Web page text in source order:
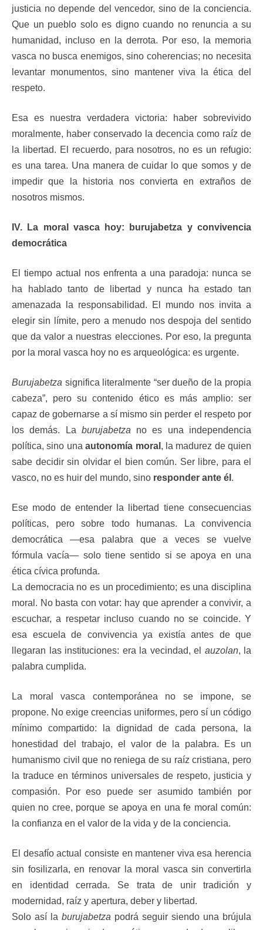
justicia no depende del vencedor, sino de la conciencia.
Que un pueblo solo es digno cuando no renuncia a su
humanidad, incluso en la derrota. Por eso, la memoria
vasca no busca enemigos, sino coherencias; no necesita
levantar monumentos, sino mantener viva la ética del
respeto.
Esa es nuestra verdadera victoria: haber sobrevivido
moralmente, haber conservado la decencia como raíz de
la libertad. El recuerdo, para nosotros, no es un refugio:
es una tarea. Una manera de cuidar lo que somos y de
impedir que la historia nos convierta en extraños de
nosotros mismos.
IV. La moral vasca hoy: burujabetza y convivencia
democrática
El tiempo actual nos enfrenta a una paradoja: nunca se
ha hablado tanto de libertad y nunca ha estado tan
amenazada la responsabilidad. El mundo nos invita a
elegir sin límite, pero a menudo nos despoja del sentido
que da valor a nuestras elecciones. Por eso, la pregunta
por la moral vasca hoy no es arqueológica: es urgente.
Burujabetza significa literalmente “ser dueño de la propia
cabeza”, pero su contenido ético es más amplio: ser
capaz de gobernarse a sí mismo sin perder el respeto por
los demás. La burujabetza no es una independencia
política, sino unaautonomía moral , la madurez de quien
sabe decidir sin olvidar el bien común. Ser libre, para el
vasco, no es huir del mundo, sino responder ante él .
Ese modo de entender la libertad tiene consecuencias
políticas, pero sobre todo humanas. La convivencia
democrática —esa palabra que a veces se vuelve
fórmula vacía— solo tiene sentido si se apoya en una
ética cívica profunda.
La democracia no es un procedimiento; es una disciplina
moral. No basta con votar: hay que aprender a convivir, a
escuchar, a respetar incluso cuando no se coincide. Y
esa escuela de convivencia ya existía antes de que
llegaran las instituciones: era la vecindad, el auzolan, la
palabra cumplida.
La moral vasca contemporánea no se impone, se
propone. No exige creencias uniformes, pero sí un código
mínimo compartido: la dignidad de cada persona, la
honestidad del trabajo, el valor de la palabra. Es un
humanismo civil que no reniega de su raíz cristiana, pero
la traduce en términos universales de respeto, justicia y
compasión. Por eso puede ser asumido también por
quien no cree, porque se apoya en una fe moral común:
la confianza en el valor de la vida y de la conciencia.
El desafío actual consiste en mantener viva esa herencia
sin fosilizarla, en renovar la moral vasca sin convertirla
en identidad cerrada. Se trata de unir tradición y
modernidad, raíz y apertura, deber y libertad.
Solo así la burujabetza podrá seguir siendo una brújula